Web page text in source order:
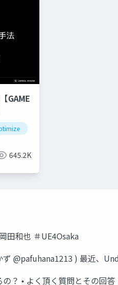
GAME
645.2K
田和也 ＃UE4Osaka
@pafuhana1213 ) 最近、
？ • よく頂く質問とその回答